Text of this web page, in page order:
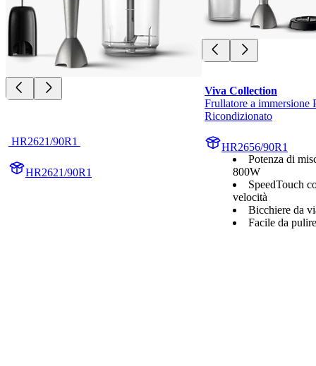
HR2621/90R1
HR2621/90R1
Viva Collection
Frullatore a immersione
Ricondizionato
HR2656/90R1
Potenza di
800W
SpeedTouch
velocità
Bicchiere da
Facile da pulire